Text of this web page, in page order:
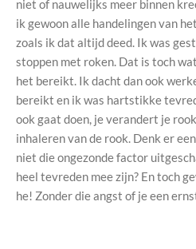
niet of nauwelijks meer binnen
ik gewoon alle handelingen van
zoals ik dat altijd deed. Ik was
stoppen met roken. Dat is toch
het bereikt. Ik dacht dan ook
bereikt en ik was hartstikke
ook gaat doen, je verandert je
inhaleren van de rook. Denk er
niet die ongezonde factor
heel tevreden mee zijn? En toch
he! Zonder die angst of je een